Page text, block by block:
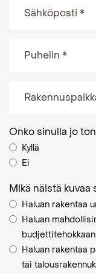
Onko sinulla jo
Kyllä
Ei
Mikä näistä
Haluan rakentaa
Haluan
Haluan rakentaa
tai